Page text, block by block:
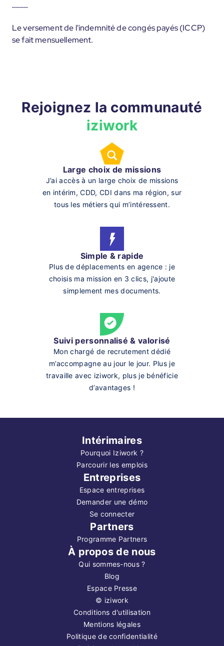
Le versement de l'indemnité de congés payés (ICCP)
se fait mensuellement.
Rejoignez la communauté
iziwork
Large choix de missions
J’ai accès à un large choix de missions
en intérim, CDD, CDI dans ma région, sur
tous les métiers qui m’intéressent.
Simple & rapide
Plus de déplacements en agence : je
choisis ma mission en 3 clics, j'ajoute
simplement mes documents.
Suivi personnalisé & valorisé
Mon chargé de recrutement dédié
m’accompagne au jour le jour. Plus je
travaille avec iziwork, plus je bénéficie
d’avantages !
Intérimaires
Pourquoi Iziwork ?
Parcourir les emplois
Entreprises
Espace entreprises
Demander une démo
Se connecter
Partners
Programme Partners
À propos de nous
Qui sommes-nous ?
Blog
Espace Presse
© iziwork
Conditions d'utilisation
Mentions légales
Politique de confidentialité